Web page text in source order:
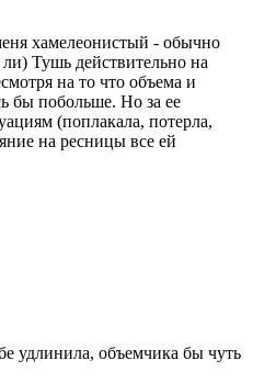
хамелеонистый - обычно
Тушь действительно на
на то что объема и
бы побольше. Но за ее
(поплакала, потерла,
на ресницы все ей
удлинила, объемчика бы чуть